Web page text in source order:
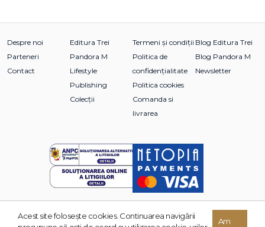
Despre noi
Parteneri
Contact
Editura Trei
Pandora M
Lifestyle
Publishing
Colecții
Termeni și condiții
Politica de
confidențialitate
Politica cookies
Comanda si
livrarea
Blog Editura Trei
Blog Pandora M
Newsletter
© 2026 Grupul Editorial TREI. Toate drepturile rezervate.
Acest site foloseşte cookies. Continuarea navigării
Am